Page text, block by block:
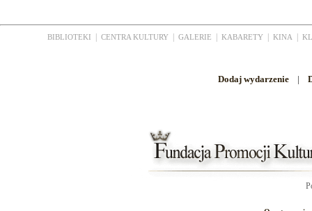
BIBLIOTEKI CENTRA KULTURY GALERIE KABARETY KINA
Dodaj wydarzenie |